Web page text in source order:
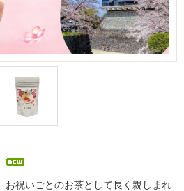
お祝いごとのお茶として長く親しまれ